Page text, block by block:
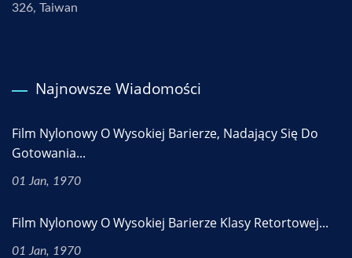
326, Taiwan
Najnowsze Wiadomości
Film Nylonowy O Wysokiej Barierze, Nadający Się Do
Gotowania...
01 Jan, 1970
Film Nylonowy O Wysokiej Barierze Klasy Retortowej...
01 Jan, 1970